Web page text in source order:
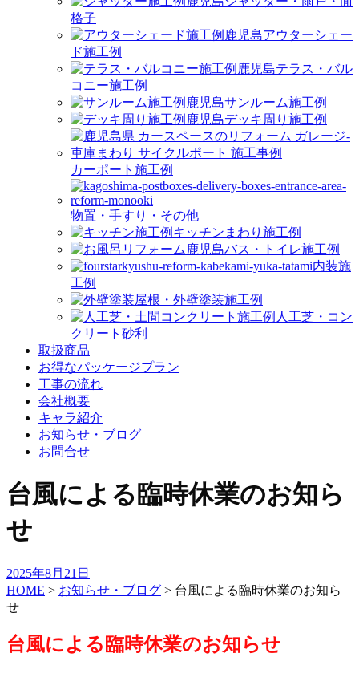
格子
アウターシェー
ド施工例
テラス・バル
コニー施工例
サンルーム施工例
デッキ周り施工例
カーポート施工例
物置・手すり・その他
キッチンまわり施工例
バス・トイレ施工例
内装施
工例
屋根・外壁塗装施工例
人工芝・コン
クリート砂利
取扱商品
お得なパッケージプラン
工事の流れ
会社概要
キャラ紹介
お知らせ・ブログ
お問合せ
台風による臨時休業のお知ら
せ
2025年8月21日
HOME > お知らせ・ブログ > 台風による臨時休業のお知ら
せ
台風による臨時休業のお知らせ